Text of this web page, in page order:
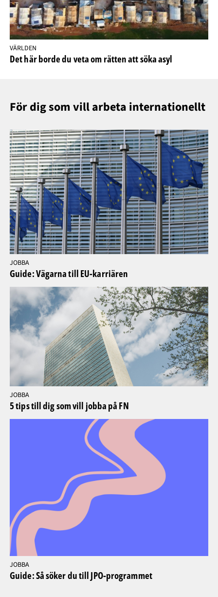
VÄRLDEN
Det här borde du veta om rätten att söka asyl
För dig som vill arbeta internationellt
JOBBA
Guide: Vägarna till EU-karriären
JOBBA
5 tips till dig som vill jobba på FN
JOBBA
Guide: Så söker du till JPO-programmet